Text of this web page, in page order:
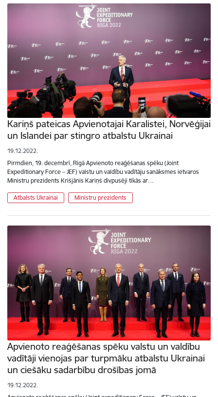
Kariņš pateicas Apvienotajai Karalistei, Norvēģijai
un Islandei par stingro atbalstu Ukrainai
19.12.2022.
Pirmdien, 19. decembrī, Rīgā Apvienoto reaģēšanas spēku (Joint
Expeditionary Force – JEF) valstu un valdību vadītāju sanāksmes ietvaros
Ministru prezidents Krišjānis Kariņš divpusēji tikās ar…
Atbalsts Ukrainai Ministru prezidents
Apvienoto reaģēšanas spēku valstu un valdību
vadītāji vienojas par turpmāku atbalstu Ukrainai
un ciešāku sadarbību drošības jomā
19.12.2022.